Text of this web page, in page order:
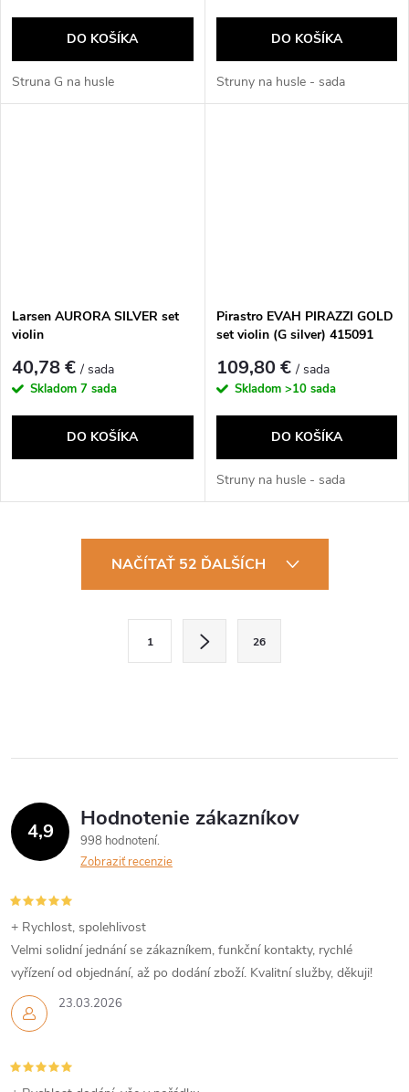
DO KOŠÍKA
Struna G na husle
DO KOŠÍKA
Struny na husle - sada
Larsen AURORA SILVER set
violin
40,78 €/ sada
Skladom 7 sada
DO KOŠÍKA
Pirastro EVAH PIRAZZI GOLD
set violin (G silver) 415091
109,80 €/ sada
Skladom >10 sada
DO KOŠÍKA
Struny na husle - sada
i
e
r
v
k
y
v
NAČÍTAŤ 52 ĎALŠÍCH
k
v
a
n
e
1 26
4,9 Hodnotenie zákazníkov
998 hodnotení
Zobraziť recenzie
23.03.2026
+ Rychlost, spolehlivost
Velmi solidní jednání se zákazníkem, funkční kontakty, rychlé
vyřízení od objednání, až po dodání zboží. Kvalitní služby, děkuji!